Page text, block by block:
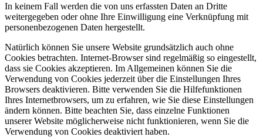
In keinem Fall werden die von uns erfassten Daten an Dritte
weitergegeben oder ohne Ihre Einwilligung eine Verknüpfung mit
personenbezogenen Daten hergestellt.
Natürlich können Sie unsere Website grundsätzlich auch ohne
Cookies betrachten. Internet-Browser sind regelmäßig so eingestellt,
dass sie Cookies akzeptieren. Im Allgemeinen können Sie die
Verwendung von Cookies jederzeit über die Einstellungen Ihres
Browsers deaktivieren. Bitte verwenden Sie die Hilfefunktionen
Ihres Internetbrowsers, um zu erfahren, wie Sie diese Einstellungen
ändern können. Bitte beachten Sie, dass einzelne Funktionen
unserer Website möglicherweise nicht funktionieren, wenn Sie die
Verwendung von Cookies deaktiviert haben.